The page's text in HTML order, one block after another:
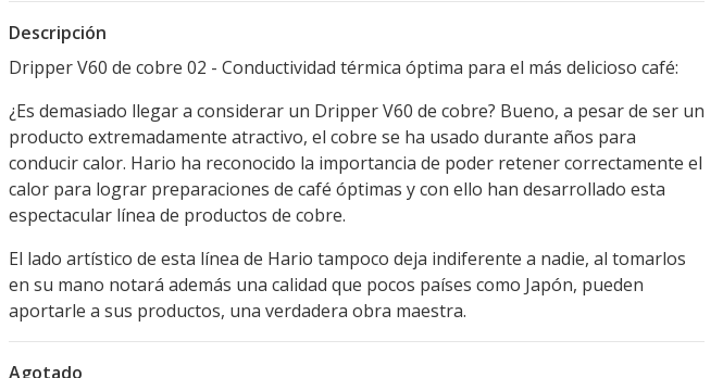
Descripción
Dripper V60 de cobre 02 - Conductividad térmica óptima para el más delicioso café:
¿Es demasiado llegar a considerar un Dripper V60 de cobre? Bueno, a pesar de ser un
producto extremadamente atractivo, el cobre se ha usado durante años para
conducir calor. Hario ha reconocido la importancia de poder retener correctamente el
calor para lograr preparaciones de café óptimas y con ello han desarrollado esta
espectacular línea de productos de cobre.
El lado artístico de esta línea de Hario tampoco deja indiferente a nadie, al tomarlos
en su mano notará además una calidad que pocos países como Japón, pueden
aportarle a sus productos, una verdadera obra maestra.
Agotado